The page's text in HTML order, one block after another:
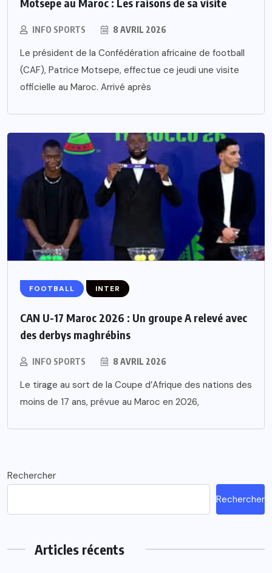
INFO SPORTS 8 AVRIL 2026
Le président de la Confédération africaine de football
(CAF), Patrice Motsepe, effectue ce jeudi une visite
officielle au Maroc. Arrivé après
FOOTBALL INTER
CAN U-17 Maroc 2026 : Un groupe A relevé avec
des derbys maghrébins
INFO SPORTS 8 AVRIL 2026
Le tirage au sort de la Coupe d’Afrique des nations des
moins de 17 ans, prévue au Maroc en 2026,
Rechercher
Rechercher
Articles récents